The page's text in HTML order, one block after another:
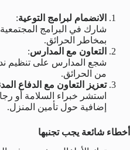
الانضمام لبرامج التوعية:
شارك في البرامج
بمخاطر الحرائق.
التعاون مع المدارس:
شجع المدارس على تنظيم
من الحرائق.
تعزيز التعاون مع الدفاع
استشر خبراء السلامة أو
إضافية حول تأمين المنزل.
أخطاء شائعة يجب تجنبها